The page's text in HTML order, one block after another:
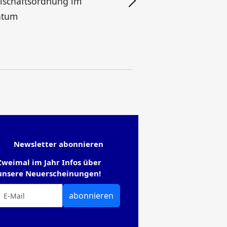
Newsletter abonnieren
im Jahr Infos über
Neuerscheinungen!
abonnieren